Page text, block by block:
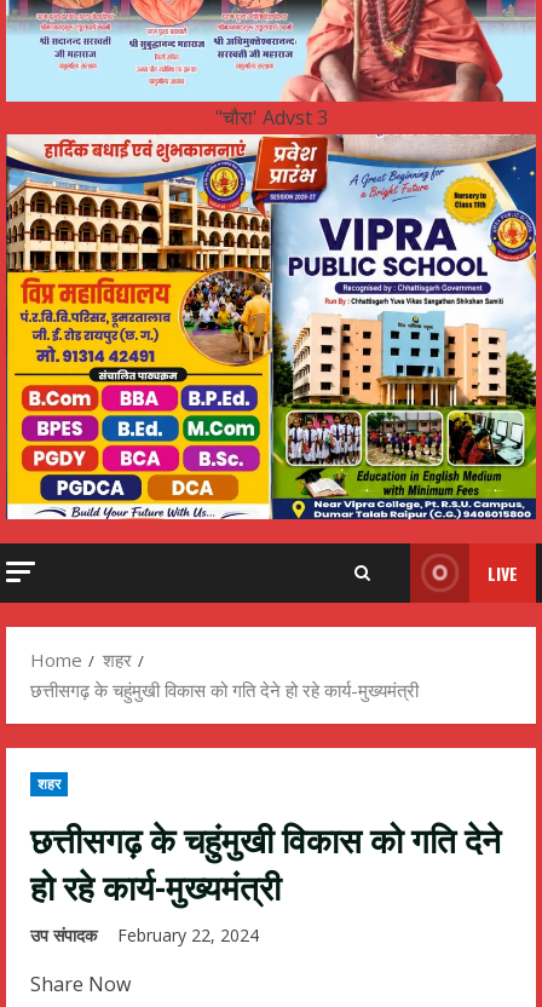
"चौरा' Advst 3
LIVE
Home
शहर
छत्तीसगढ़ के चहुंमुखी विकास को गति देने हो रहे कार्य-मुख्यमंत्री
शहर
छत्तीसगढ़ के चहुंमुखी विकास को गति देने
हो रहे कार्य-मुख्यमंत्री
उप संपादक February 22, 2024
Share Now